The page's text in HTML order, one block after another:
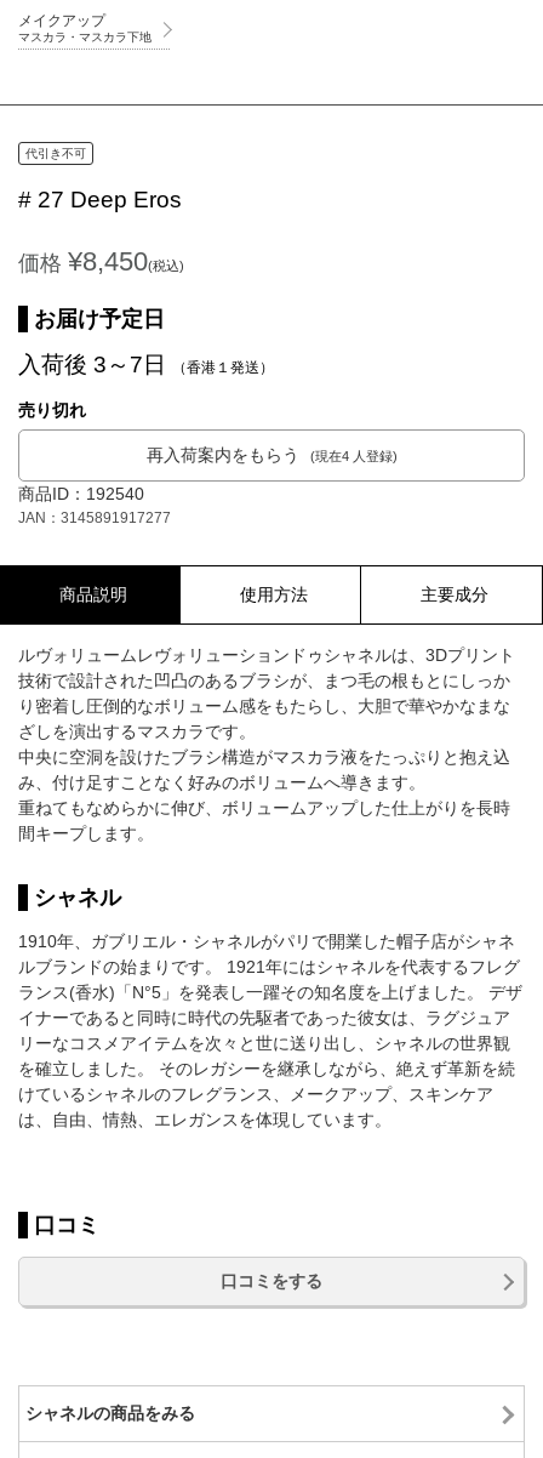
メイクアップ
マスカラ・マスカラ下地
代引き不可
# 27 Deep Eros
価格 ¥8,450(税込)
お届け予定日
入荷後 3～7日 （香港１発送）
売り切れ
再入荷案内をもらう (現在4 人登録)
商品ID：192540
JAN：3145891917277
商品説明 使用方法 主要成分
ルヴォリュームレヴォリューションドゥシャネルは、3Dプリント
技術で設計された凹凸のあるブラシが、まつ毛の根もとにしっか
り密着し圧倒的なボリューム感をもたらし、大胆で華やかなまな
ざしを演出するマスカラです。
中央に空洞を設けたブラシ構造がマスカラ液をたっぷりと抱え込
み、付け足すことなく好みのボリュームへ導きます。
重ねてもなめらかに伸び、ボリュームアップした仕上がりを長時
間キープします。
シャネル
1910年、ガブリエル・シャネルがパリで開業した帽子店がシャネ
ルブランドの始まりです。 1921年にはシャネルを代表するフレグ
ランス(香水)「N°5」を発表し一躍その知名度を上げました。 デザ
イナーであると同時に時代の先駆者であった彼女は、ラグジュア
リーなコスメアイテムを次々と世に送り出し、シャネルの世界観
を確立しました。 そのレガシーを継承しながら、絶えず革新を続
けているシャネルのフレグランス、メークアップ、スキンケア
は、自由、情熱、エレガンスを体現しています。
口コミ
口コミをする
シャネルの商品をみる